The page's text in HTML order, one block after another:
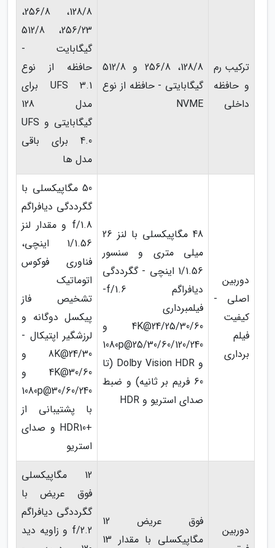
ترکیب رم
و حافظه
داخلی
128/8، 256/8 و 512/8
گیگابایتی - حافظه از نوع
NVME
128/8، 256/8،
256/23، 512/8
گیگابایت -
حافظه از نوع
UFS 3.1 برای
مدل 128
گیگابایتی و UFS
4.0 برای باقی
مدل ها
دوربین
اصلی -
کیفیت
فیلم
برداری
48 مگاپیکسلی با لنز 26
میلی متری و سنسور
1/1.56 اینچی - گگرددگی
دیافراگم f/1.6-
فیلمبرداری
4K@24/25/30/60 و
1080p@25/30/60/120/240
و Dolby Vision HDR (تا
60 فریم بر ثانیه) و ضبط
صدای استریو و HDR
50 مگاپیکسلی با
گگرددگی دیافراگم
f/1.8 و مقدار لنز
1/1.56 اینچی،
فناوری فوکوس
اتوماتیک
تشخیص فاز
پیکسل دوگانه و
لرزشگیر اپتیکال -
8K@24/30 و
4K@30/60 و
1080p@30/60/240
با پشتیبانی از
+HDR10 و صدای
استریو
دوربین
فوق عریض 12
مگاپیکسلی با مقدار 13
12 مگاپیکسلی
فوق عریض با
گگرددگی دیافراگم
f/2.2 و زاویه دید